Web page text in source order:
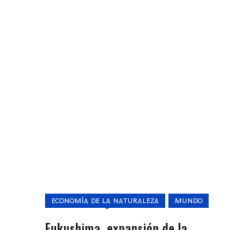
ECONOMÍA DE LA NATURALEZA MUNDO